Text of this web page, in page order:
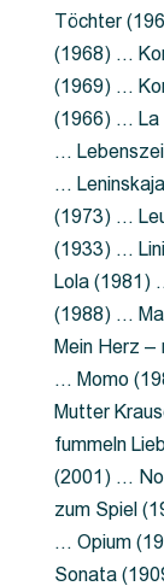
Töchter
(1968) …
(1969) …
(1966) … La
…
…
(1973) …
(1933) …
Lola (1981)
(1988) …
Mein Herz
… Momo
Mutter
fummeln
(2001) …
zum Spiel
… Opium
Sonata